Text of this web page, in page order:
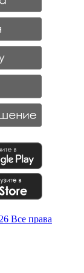
Все права